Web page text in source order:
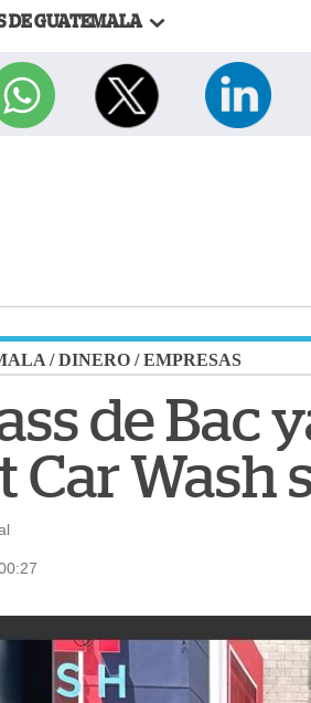
DE GUATEMALA
/DINERO /EMPRESAS
de Bac
Car Wash